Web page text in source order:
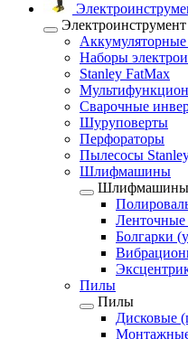
Электроинструмент
Наборы
Stanley FatMax
Сварочные
Шуруповерты
Перфораторы
Пылесосы
Шлифмашины
Шлифмашины
Болгарки
Пилы
Пилы
Дисковые